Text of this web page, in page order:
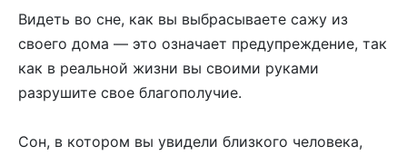
Видеть во сне, как вы выбрасываете сажу из
своего дома — это означает предупреждение, так
как в реальной жизни вы своими руками
разрушите свое благополучие.
Сон, в котором вы увидели близкого человека,